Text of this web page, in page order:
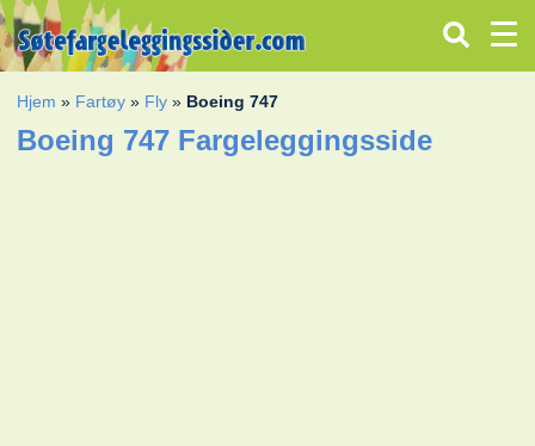
Hjem » Fartøy » Fly » Boeing 747
Boeing 747 Fargeleggingsside